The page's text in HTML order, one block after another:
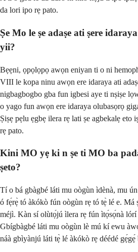
da lori ipo rẹ pato.
Ṣe Mo le ṣe adaṣe ati ṣere
yii?
Bẹẹni, ọpọlọpọ awọn eniyan ti o ni
VIII le kopa ninu awọn ere idaraya ati
nigbagbogbo gba fun igbesi aye ti nṣiṣe
o yago fun awọn ere idaraya olubasọrọ
Ṣiṣẹ pẹlu ẹgbẹ ilera rẹ lati ṣe agbekalẹ
rẹ pato.
Kini MO yẹ ki n ṣe ti MO ba
ṣeto?
Tí o bá gbàgbé láti mu oògùn ìdènà, mu
ó fẹ́rẹ̀ tó àkókò fún oògùn rẹ tó tẹ̀ lé e. Má
méjì. Kàn sí olùtọ́jú ìlera rẹ fún ìtọ́sọ́nà lórí
Gbígbàgbé láti mu oògùn lè mú kí ewu
náà gbìyànjú láti tẹ̀ lé àkókò rẹ déédé gẹ́gẹ́